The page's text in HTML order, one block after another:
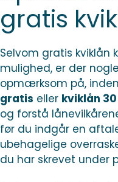
gratis
Selvom gratis
mulighed, er der
opmærksom på,
gratis eller kviklån
og forstå
før du indgår en
ubehagelige
du har skrevet under